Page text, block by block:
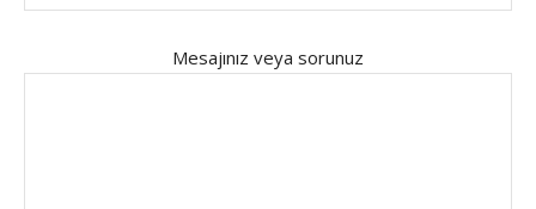
Mesajınız veya sorunuz